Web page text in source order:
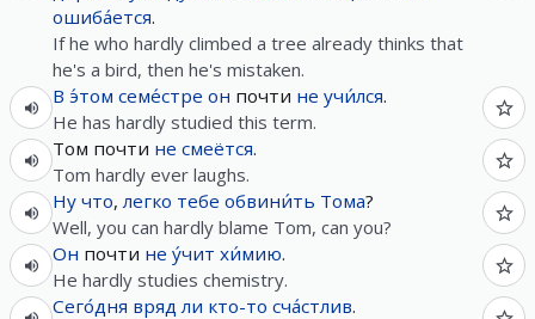
ошиба́ется.
If he who hardly climbed a tree already thinks that
he's a bird, then he's mistaken.
В э́том семе́стре он почти не учи́лся.
He has hardly studied this term.
Том почти не смеётся.
Tom hardly ever laughs.
Ну что,легко тебе обвини́ть Тома?
Well, you can hardly blame Tom, can you?
Он почти не у́чит хи́мию.
He hardly studies chemistry.
Сего́дня вряд ли кто-то сча́стлив.